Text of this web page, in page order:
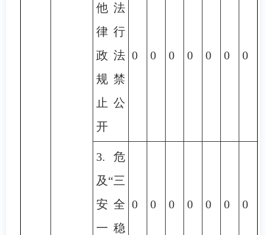
他法
律行
政法
规禁
止公
开
0 0 0 0 0 0 0
3.危
及“三
安全
一稳
0 0 0 0 0 0 0